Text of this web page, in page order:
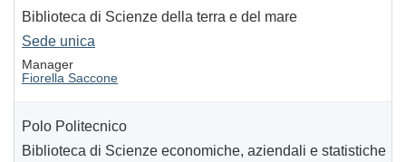
Biblioteca di Scienze della terra e del mare
Sede unica
Manager
Fiorella Saccone
Polo Politecnico
Biblioteca di Scienze economiche, aziendali e statistiche